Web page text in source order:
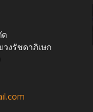
งรัชดาภิเษก